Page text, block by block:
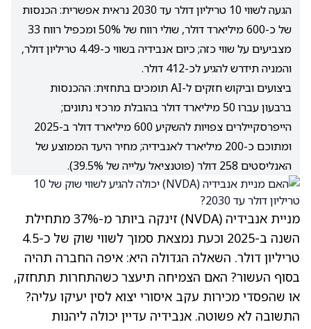
הגעה לשווי 10 טריליון דולר עד 2030 נראית אפשרית: הכנסות
של כ-600 מיליארד דולר, שולי רווח של 50% ומכפיל רווח 33
מצביעים על שווי כזה; כיום אנבידיה בשווי כ-4.49 טריליון דולר,
והמניה תידרש להגיע לכ-412 דולר.
ביצועים וביקוש חזקים ל-AI תומכים בתחזית: ההכנסות
ברבעון עברו 50 מיליארד דולר בהובלת מרכזי נתונים;
הייפרסקיילרים צפויות להשקיע 600 מיליארד דולר ב-2025
ומתוכם כ-200 מיליארד לאנבידיה; מחיר היעד הממוצע של
האנליסטים 258 דולר (פוטנציאל עלייה של 39.5%).
מניית אנבידיה (NVDA)
זינקה ביותר מ-37% מתחילת
השנה
ב-2025 וכעת נמצאת סמוך לשווי שוק של כ-4.5
טריליון דולר. השאלה הגדולה היא: איפה החברה תהיה
בסוף העשור? האם הצמיחה תיעצר כשהתחרות תתחזק,
או שהפסדי מכירות עקב איסורי יצוא לסין יעיקו עליה?
התשובה לא פשוטה. אנבידיה עדיין יכולה ליהנות